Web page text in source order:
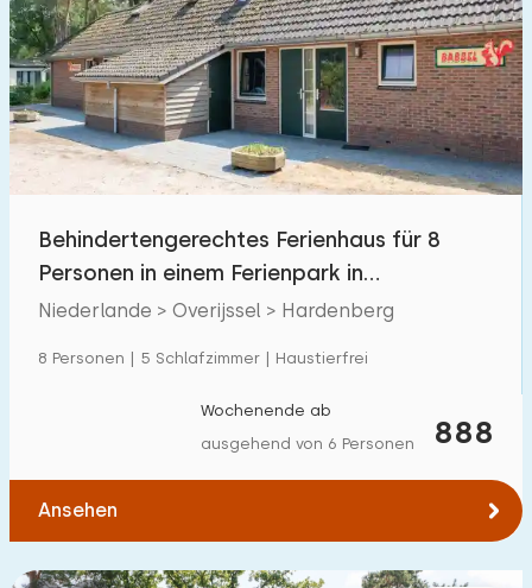
Behindertengerechtes Ferienhaus für 8
Personen in einem Ferienpark in
Hardenberg
Niederlande > Overijssel > Hardenberg
8 Personen | 5 Schlafzimmer | Haustierfrei
888
Wochenende ab
ausgehend von 6 Personen
Ansehen